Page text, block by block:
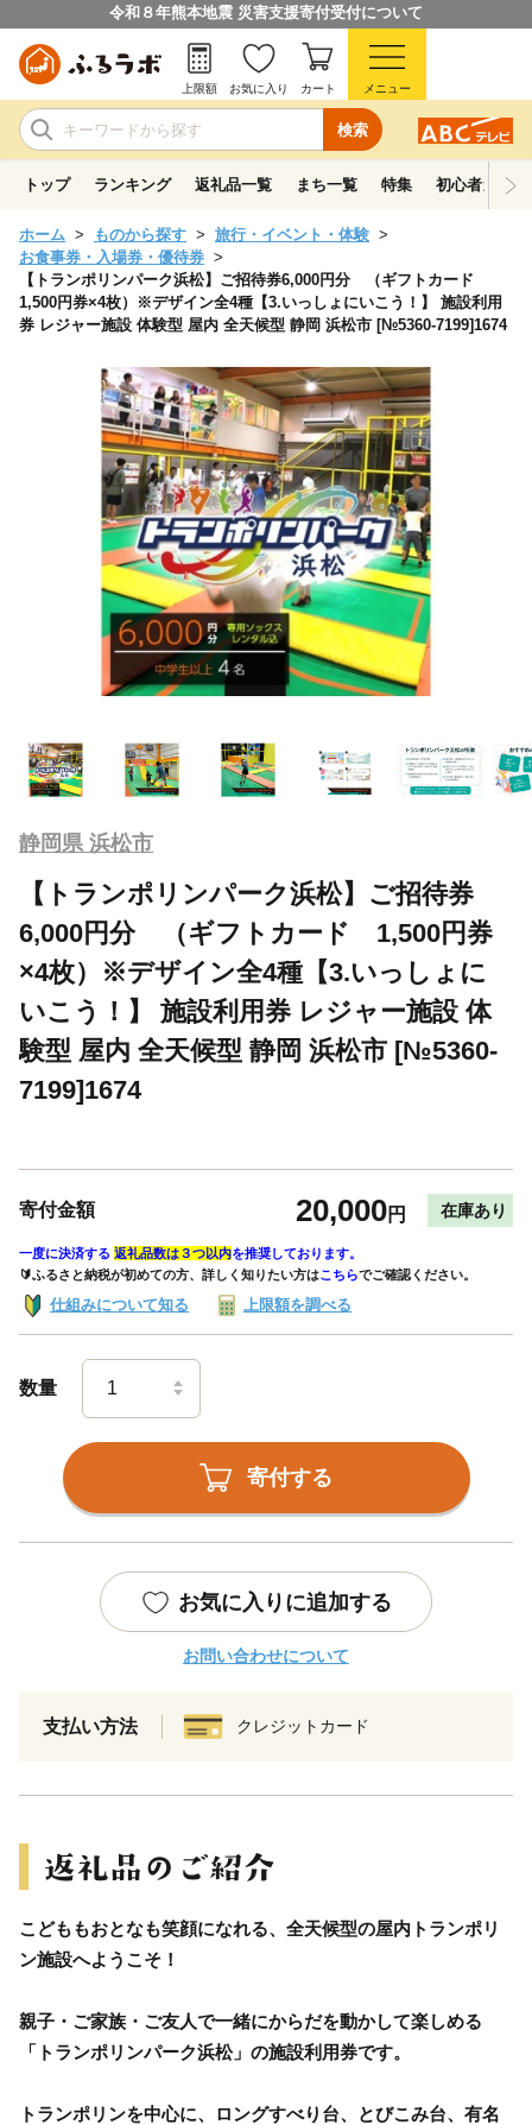
令和８年熊本地震 災害支援寄付受付について
検索
上限額 お気に入り カート メニュー
トップ ランキング 返礼品一覧 まち一覧 特集 初心者ガイド
ホーム ものから探す
旅行・イベント・体験
お食事券・入場券・優待券
【トランポリンパーク浜松】ご招待券6,000円分 （ギフトカード
1,500円券×4枚）※デザイン全4種【3.いっしょにいこう！】 施設利用
券 レジャー施設 体験型 屋内 全天候型 静岡 浜松市 [№5360-7199]1674
静岡県 浜松市
【トランポリンパーク浜松】ご招待券
6,000円分 （ギフトカード 1,500円券
×4枚）※デザイン全4種【3.いっしょに
いこう！】 施設利用券 レジャー施設 体
験型 屋内 全天候型 静岡 浜松市 [№5360-
7199]1674
寄付金額 20,000円 在庫あり
一度に決済する 返礼品数は３つ以内を推奨しております。
🔰ふるさと納税が初めての方、詳しく知りたい方はこちらでご確認ください。
仕組みについて知る 上限額を調べる
数量
寄付する
お気に入りに追加する
お問い合わせについて
支払い方法 クレジットカード
こどももおとなも笑顔になれる、全天候型の屋内トランポリ
ン施設へようこそ！
親子・ご家族・ご友人で一緒にからだを動かして楽しめる
「トランポリンパーク浜松」の施設利用券です。
トランポリンを中心に、ロングすべり台、とびこみ台、有名